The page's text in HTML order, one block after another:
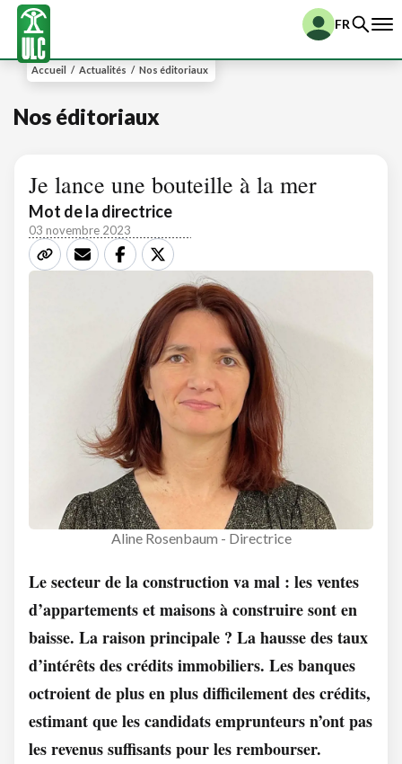
FR
Accueil / Actualités / Nos éditoriaux
Nos éditoriaux
Je lance une bouteille à la mer
Mot de la directrice
03 novembre 2023
Aline Rosenbaum - Directrice
Le secteur de la construction va mal : les ventes
d’appartements et maisons à construire sont en
baisse. La raison principale ? La hausse des taux
d’intérêts des crédits immobiliers. Les banques
octroient de plus en plus difficilement des crédits,
estimant que les candidats emprunteurs n’ont pas
les revenus suffisants pour les rembourser.